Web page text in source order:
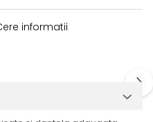
informatii